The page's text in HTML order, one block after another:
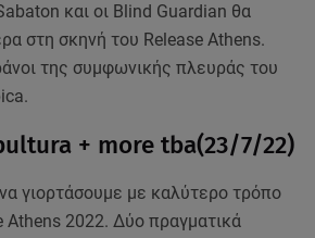
και οι Blind Guardian θα
στη σκηνή του Release Athens.
της συμφωνικής πλευράς του
+ more tba(23/7/22)
γιορτάσουμε με καλύτερο τρόπο
Athens 2022. Δύο πραγματικά